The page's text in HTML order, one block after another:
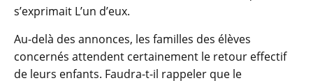
s’exprimait L’un d’eux.
Au-delà des annonces, les familles des élèves
concernés attendent certainement le retour effectif
de leurs enfants. Faudra-t-il rappeler que le